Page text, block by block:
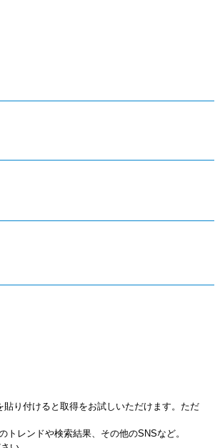
り付けると取得をお試しいただけます。ただ
レンドや検索結果、その他のSNSなど。